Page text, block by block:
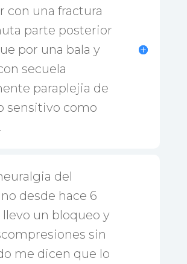
con una fractura
parte posterior
por una bala y
secuela
paraplejia de
sensitivo como
del
desde hace 6
llevo un bloqueo y
sin
me dicen que lo